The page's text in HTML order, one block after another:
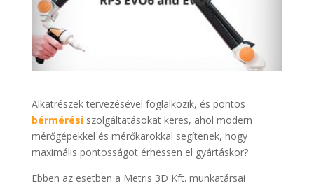
Alkatrészek tervezésével foglalkozik, és pontos
bérmérési szolgáltatásokat keres, ahol modern
mérőgépekkel és mérőkarokkal segítenek, hogy
maximális pontosságot érhessen el gyártáskor?
Ebben az esetben a Metris 3D Kft. munkatársai